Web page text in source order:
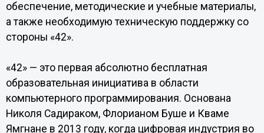
обеспечение, методические и учебные материалы,
а также необходимую техническую поддержку со
стороны «42».
«42» — это первая абсолютно бесплатная
образовательная инициатива в области
компьютерного программирования. Основана
Николя Садираком, Флорианом Буше и Кваме
Ямгнане в 2013 году, когда цифровая индустрия во